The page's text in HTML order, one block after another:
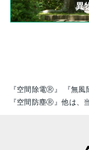
異
『空間除電Ⓡ』 『無
『空間防塵Ⓡ』他は、